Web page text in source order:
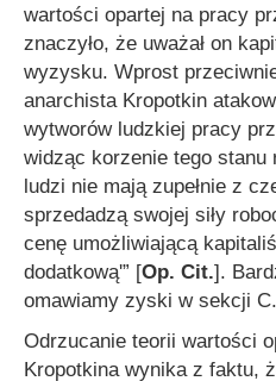
wartości opartej na pracy
znaczyło, że uważał on
wyzysku. Wprost
anarchista Kropotkin
wytworów ludzkiej pracy
widząc korzenie tego
ludzi nie mają zupełnie z
sprzedadzą swojej siły
cenę umożliwiającą
dodatkową'” [Op. Cit.].
omawiamy zyski w sekcji
Odrzucanie teorii wartości
Kropotkina wynika z faktu,